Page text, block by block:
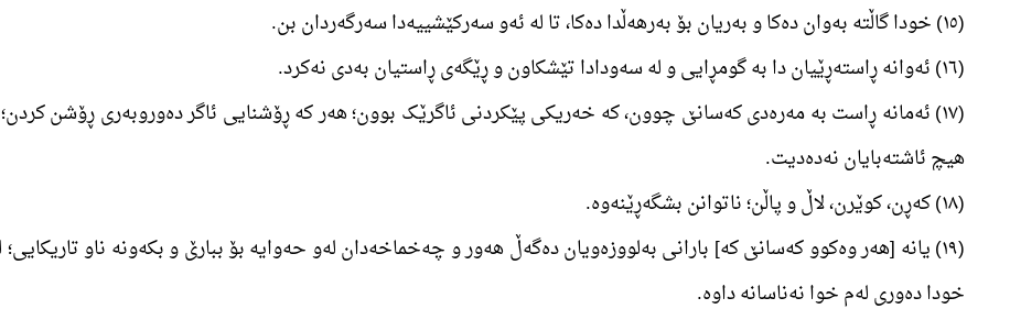
(١٥) خودا گاڵتە بەوان دەکا و بەریان بۆ بەرھەڵدا دەکا، تا لە ئەو سەرکێشییەدا سەرگەردان بن.
(١٦) ئەوانە ڕاستەڕێیان دا بە گومڕایی و لە سەودادا تێشکاون و ڕێگەی ڕاستیان بەدی نەکرد.
(١٧) ئەمانە ڕاست بە مەرەدی کەسانێ چوون، کە خەریکی پێکردنی ئاگرێک بوون؛ ھەر کە ڕۆشنایی ئاگر دەوروبەری ڕۆشن
ھیچ ئاشتەبایان نەدەدیت.
(١٨) کەڕن، کوێرن، لاڵ و پاڵن؛ ناتوانن بشگەڕێنەوە.
(١٩) یانە [ھەر وەکوو کەسانێ کە] بارانی بەلووزەویان دەگەڵ ھەور و چەخماخەدان لەو حەوایە بۆ ببارێ و بکەونە ناو
خودا دەوری لەم خوا نەناسانە داوە.